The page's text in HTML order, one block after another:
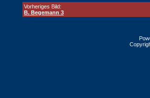
Vorheriges Bild:
B. Begemann 3